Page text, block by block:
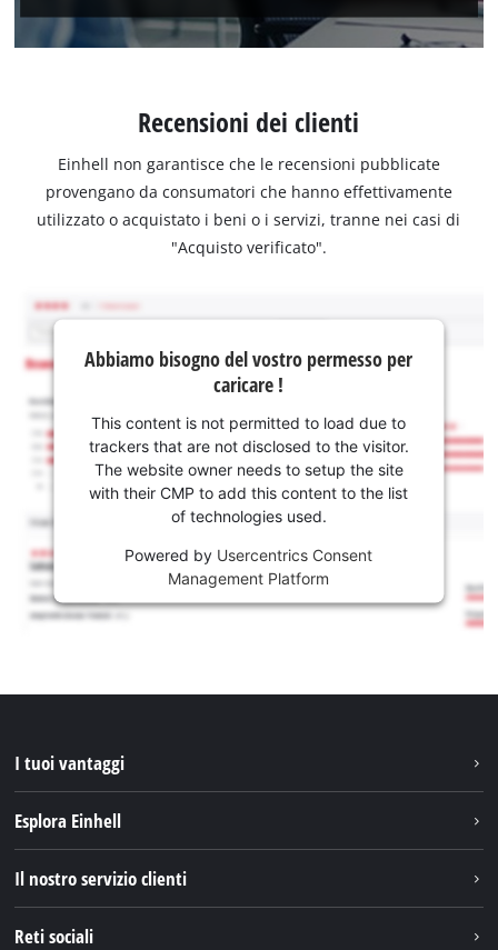
Recensioni dei clienti
Einhell non garantisce che le recensioni pubblicate
provengano da consumatori che hanno effettivamente
utilizzato o acquistato i beni o i servizi, tranne nei casi di
"Acquisto verificato".
Abbiamo bisogno del vostro permesso per
caricare !
This content is not permitted to load due to
trackers that are not disclosed to the visitor.
The website owner needs to setup the site
with their CMP to add this content to the list
of technologies used.
Powered by Usercentrics Consent
Management Platform
I tuoi vantaggi
Esplora Einhell
Einhell Germany AG
Il nostro servizio clienti
Reti sociali